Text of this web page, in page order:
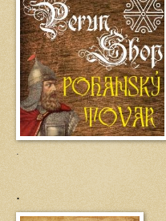
.
.